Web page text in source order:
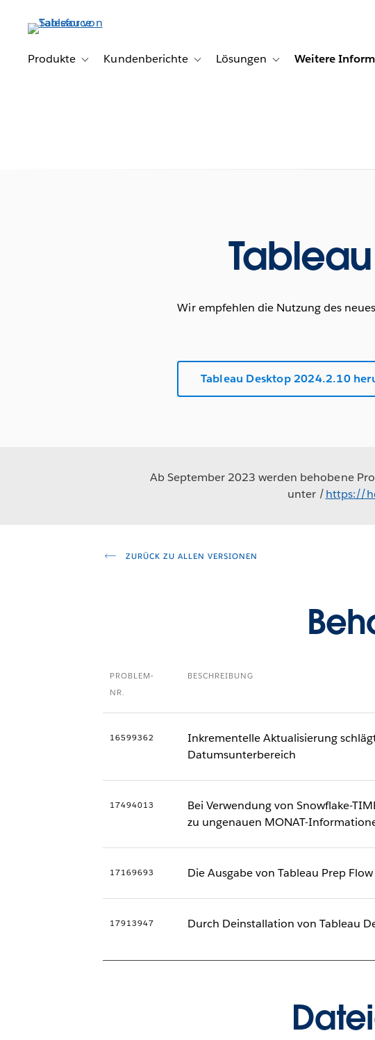
Produkte
Toggle sub-navigation for Produkte
Kundenberichte Toggle sub-navigation for Kundenberichte
Lösungen Toggle sub-navigation
Weitere
Wir empfehlen die Nutzung des
Tableau Desktop 2024.2.10
Ab September 2023 werden behobene
unter /https://
ZURÜCK ZU ALLEN VERSIONEN
PROBLEM-
NR.
BESCHREIBUNG
16599362
Inkrementelle Aktualisierung
Datumsunterbereich
17494013
Bei Verwendung von Snowflake-
zu ungenauen MONAT-
17169693 Die Ausgabe von Tableau Prep
17913947 Durch Deinstallation von Tableau